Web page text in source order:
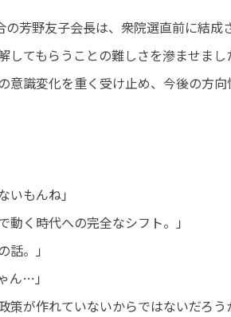
芳野友子会長は、衆院選直前に結
てもらうことの難しさを滲ませまし
意識変化を重く受け止め、今後の方
いもんね」
動く時代への完全なシフト。」
話。」
ん…」
策が作れていないからではないだろう